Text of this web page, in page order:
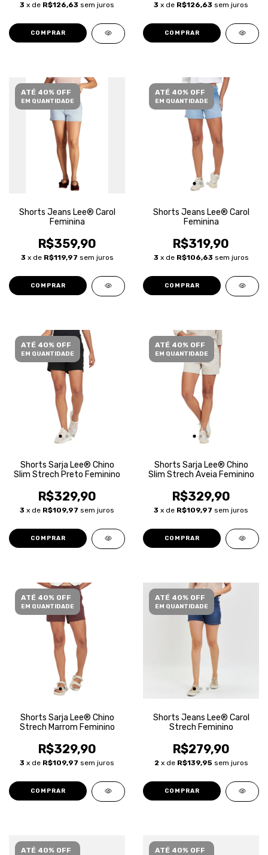
3 x de R$126,63 sem juros
COMPRAR
3 x de R$126,63 sem juros
COMPRAR
ATÉ 40% OFF
EM QUANTIDADE
Shorts Jeans Lee® Carol
Feminina
R$359,90
3 x de R$119,97 sem juros
COMPRAR
ATÉ 40% OFF
EM QUANTIDADE
Shorts Jeans Lee® Carol
Feminina
R$319,90
3 x de R$106,63 sem juros
COMPRAR
ATÉ 40% OFF
EM QUANTIDADE
Shorts Sarja Lee® Chino
Slim Strech Preto Feminino
R$329,90
3 x de R$109,97 sem juros
COMPRAR
ATÉ 40% OFF
EM QUANTIDADE
Shorts Sarja Lee® Chino
Slim Strech Aveia Feminino
R$329,90
3 x de R$109,97 sem juros
COMPRAR
ATÉ 40% OFF
EM QUANTIDADE
Shorts Sarja Lee® Chino
Strech Marrom Feminino
R$329,90
3 x de R$109,97 sem juros
COMPRAR
ATÉ 40% OFF
EM QUANTIDADE
Shorts Jeans Lee® Carol
Strech Feminino
R$279,90
2 x de R$139,95 sem juros
COMPRAR
ATÉ 40% OFF ATÉ 40% OFF